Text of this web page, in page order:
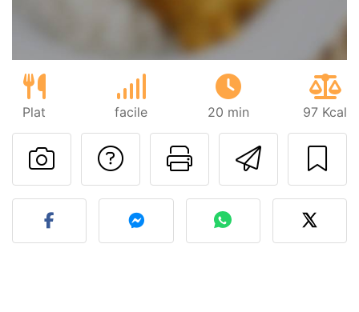
Plat facile 20 min 97 Kcal
Imprimer
Poser une
Publier votre photo de